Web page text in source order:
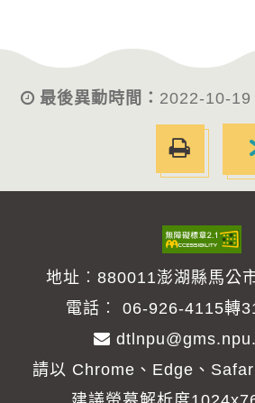
最後異動時間： 2022-10-
善
列
地址︰880011澎湖縣馬公
電話︰ 06-926-4115轉
請以 Chrome、Edge、